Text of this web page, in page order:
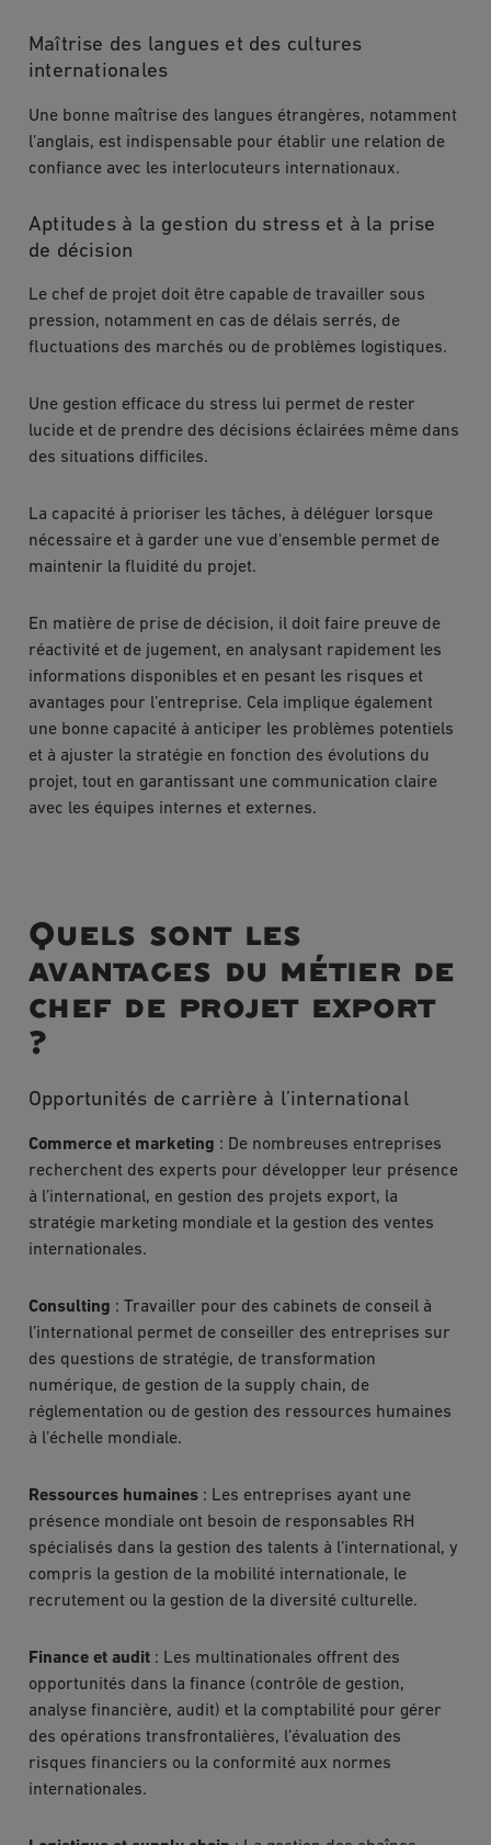
Maîtrise des langues et des cultures
internationales
Une bonne maîtrise des langues étrangères, notamment
l’anglais, est indispensable pour établir une relation de
confiance avec les interlocuteurs internationaux.
Aptitudes à la gestion du stress et à la prise
de décision
Le chef de projet doit être capable de travailler sous
pression, notamment en cas de délais serrés, de
fluctuations des marchés ou de problèmes logistiques.
Une gestion efficace du stress lui permet de rester
lucide et de prendre des décisions éclairées même dans
des situations difficiles.
La capacité à prioriser les tâches, à déléguer lorsque
nécessaire et à garder une vue d'ensemble permet de
maintenir la fluidité du projet.
En matière de prise de décision, il doit faire preuve de
réactivité et de jugement, en analysant rapidement les
informations disponibles et en pesant les risques et
avantages pour l’entreprise. Cela implique également
une bonne capacité à anticiper les problèmes potentiels
et à ajuster la stratégie en fonction des évolutions du
projet, tout en garantissant une communication claire
avec les équipes internes et externes.
Quels sont les
avantages du métier de
chef de projet export
?
Opportunités de carrière à l’international
Commerce et marketing : De nombreuses entreprises
recherchent des experts pour développer leur présence
à l’international, en gestion des projets export, la
stratégie marketing mondiale et la gestion des ventes
internationales.
Consulting : Travailler pour des cabinets de conseil à
l’international permet de conseiller des entreprises sur
des questions de stratégie, de transformation
numérique, de gestion de la supply chain, de
réglementation ou de gestion des ressources humaines
à l’échelle mondiale.
Ressources humaines : Les entreprises ayant une
présence mondiale ont besoin de responsables RH
spécialisés dans la gestion des talents à l’international, y
compris la gestion de la mobilité internationale, le
recrutement ou la gestion de la diversité culturelle.
Finance et audit : Les multinationales offrent des
opportunités dans la finance (contrôle de gestion,
analyse financière, audit) et la comptabilité pour gérer
des opérations transfrontalières, l’évaluation des
risques financiers ou la conformité aux normes
internationales.